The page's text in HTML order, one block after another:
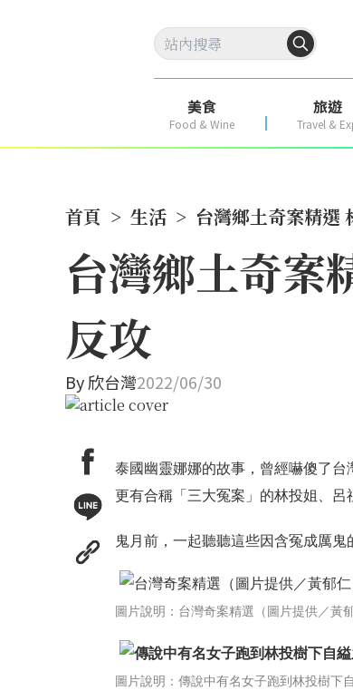
美食
Food & Wine
旅遊
Travel &
首頁 > 生活 > 台灣鄉土奇案精選
台灣鄉土奇案
反攻
By欣台灣2022/06/30
泰國幽靈娜娜的故事，曾經嚇傻了
更有合稱「三大冤案」的林投姐、
鬼月前，一起聽聽這些因含冤成厲鬼
圖片說明：台灣奇案精選（圖片提供／黃郁
圖片說明：傳說中有名女子跑到林投樹下